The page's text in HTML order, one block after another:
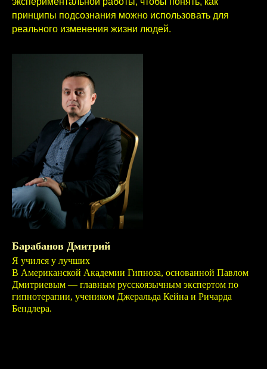
принципы подсознания можно использовать для
реального изменения жизни людей.
Барабанов Дмитрий
Я учился у лучших
В Американской Академии Гипноза, основанной Павлом
Дмитриевым — главным русскоязычным экспертом по
гипнотерапии, учеником Джеральда Кейна и Ричарда
Бендлера.